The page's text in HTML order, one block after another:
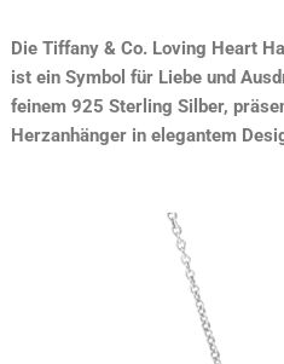
Die Tiffany & Co. Loving Heart
ist ein Symbol für Liebe und
feinem 925 Sterling Silber,
Herzanhänger in elegantem